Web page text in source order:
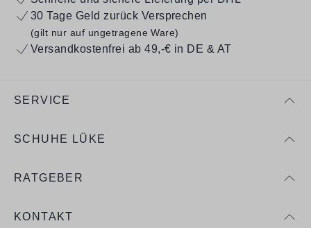
30 Tage Geld zurück Versprechen
(gilt nur auf ungetragene Ware)
Versandkostenfrei ab 49,-€ in DE & AT
SERVICE
SCHUHE LÜKE
RATGEBER
KONTAKT